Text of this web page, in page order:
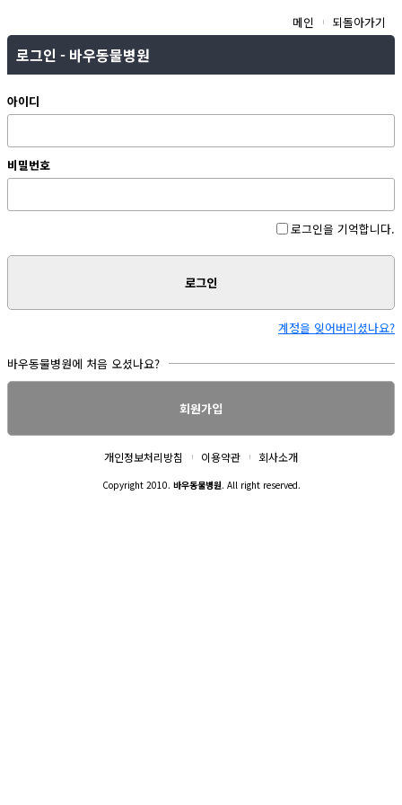
메인 되돌아가기
로그인 - 바우동물병원
아이디
비밀번호
로그인을 기억합니다.
로그인
계정을 잊어버리셨나요?
바우동물병원에 처음 오셨나요?
회원가입
개인정보처리방침 이용약관 회사소개
Copyright 2010. 바우동물병원. All right reserved.